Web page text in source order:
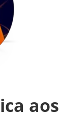
aos